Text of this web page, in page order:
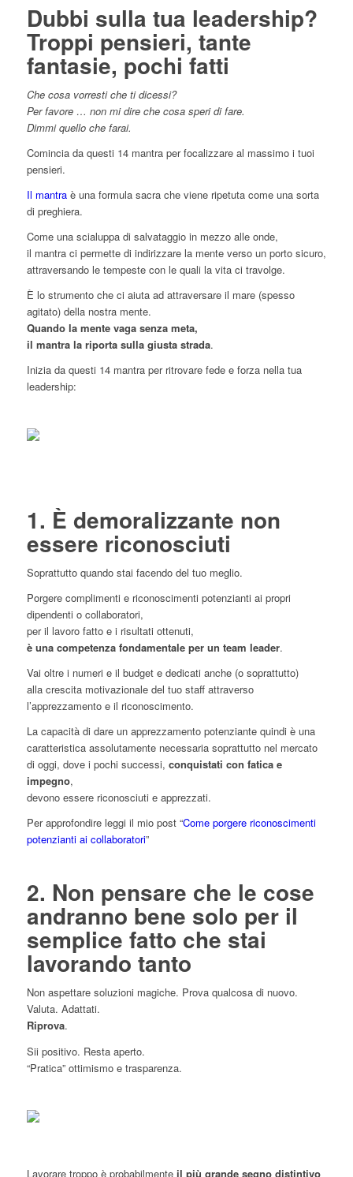
Dubbi sulla tua leadership?
Troppi pensieri, tante
fantasie, pochi fatti
Che cosa vorresti che ti dicessi?
Per favore … non mi dire che cosa speri di fare.
Dimmi quello che farai.
Comincia da questi 14 mantra per focalizzare al massimo i tuoi
pensieri.
Il mantra è una formula sacra che viene ripetuta come una sorta
di preghiera.
Come una scialuppa di salvataggio in mezzo alle onde,
il mantra ci permette di indirizzare la mente verso un porto sicuro,
attraversando le tempeste con le quali la vita ci travolge.
È lo strumento che ci aiuta ad attraversare il mare (spesso
agitato) della nostra mente.
Quando la mente vaga senza meta,
il mantra la riporta sulla giusta strada.
Inizia da questi 14 mantra per ritrovare fede e forza nella tua
leadership:
1. È demoralizzante non
essere riconosciuti
Soprattutto quando stai facendo del tuo meglio.
Porgere complimenti e riconoscimenti potenzianti ai propri
dipendenti o collaboratori,
per il lavoro fatto e i risultati ottenuti,
è una competenza fondamentale per un team leader.
Vai oltre i numeri e il budget e dedicati anche (o soprattutto)
alla crescita motivazionale del tuo staff attraverso
l’apprezzamento e il riconoscimento.
La capacità di dare un apprezzamento potenziante quindi è una
caratteristica assolutamente necessaria soprattutto nel mercato
di oggi, dove i pochi successi, conquistati con fatica e
impegno,
devono essere riconosciuti e apprezzati.
Per approfondire leggi il mio post “Come porgere riconoscimenti
potenzianti ai collaboratori”
2. Non pensare che le cose
andranno bene solo per il
semplice fatto che stai
lavorando tanto
Non aspettare soluzioni magiche. Prova qualcosa di nuovo.
Valuta. Adattati.
Riprova.
Sii positivo. Resta aperto.
“Pratica” ottimismo e trasparenza.
Lavorare troppo è probabilmenteil più grande segno distintivo